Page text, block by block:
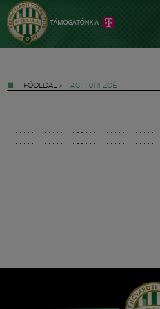
FŐOLDAL » TAG: TURI ZOÉ
Hírek